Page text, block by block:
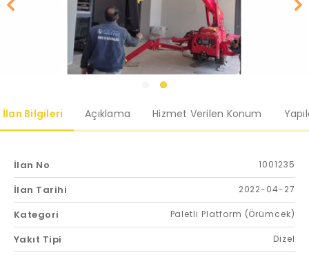
İlan Bilgileri Açıklama Hizmet Verilen Konum
İlan No 1001235
İlan Tarihi 2022-04-27
Kategori Paletli Platform (Örümcek)
Yakıt Tipi Dizel